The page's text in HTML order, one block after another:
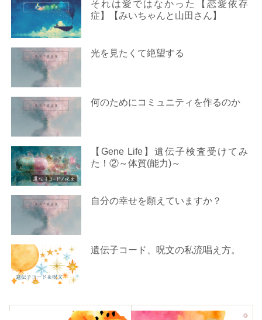
それは愛ではなかった【恋愛依存
症】【みいちゃんと山田さん】
光を見たくて絶望する
何のためにコミュニティを作るのか
【Gene Life】遺伝子検査受けてみ
た！②～体質(能力)～
自分の幸せを願えていますか？
遺伝子コード、呪文の私流唱え方。